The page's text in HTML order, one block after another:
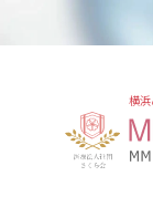
横浜